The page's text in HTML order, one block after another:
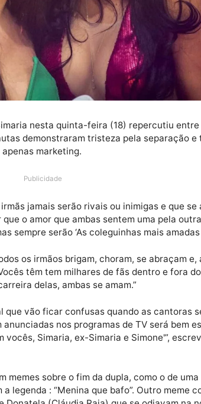
e Simaria nesta quinta-feira (18)
era apenas marketing.
as irmãs jamais serão rivais ou inimigas
que o amor que ambas sentem
todos os irmãos brigam, choram, se
“Vocês têm tem milhares de fãs
que vão ficar confusas quando as